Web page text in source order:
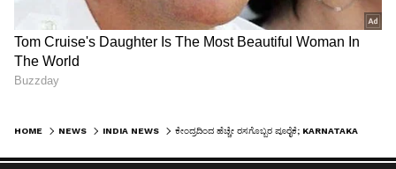
HOME NEWS INDIA NEWS